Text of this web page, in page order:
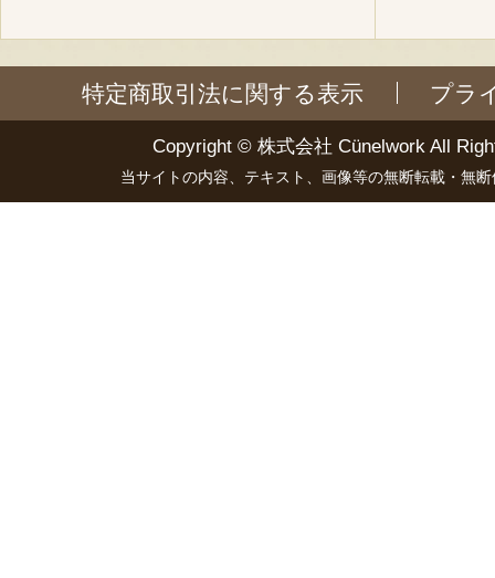
特定商取引法に関する表示 プラ
Copyright © 株式会社 Cünelwork All
当サイトの内容、テキスト、画像等の無断転載・無